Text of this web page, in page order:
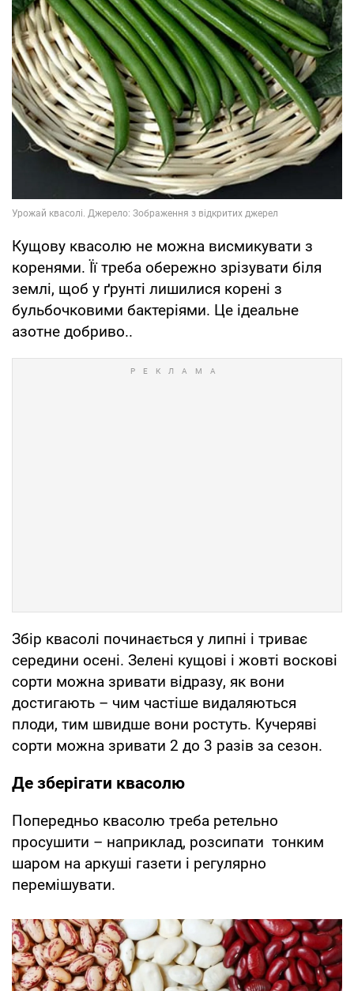
Кущову квасолю не можна висмикувати з
коренями. Її треба обережно зрізувати біля
землі, щоб у ґрунті лишилися корені з
бульбочковими бактеріями. Це ідеальне
азотне добриво..
Збір квасолі починається у липні і триває
середини осені. Зелені кущові і жовті воскові
сорти можна зривати відразу, як вони
достигають – чим частіше видаляються
плоди, тим швидше вони ростуть. Кучеряві
сорти можна зривати 2 до 3 разів за сезон.
Де зберігати квасолю
Попередньо квасолю треба ретельно
просушити – наприклад, розсипати тонким
шаром на аркуші газети і регулярно
перемішувати.